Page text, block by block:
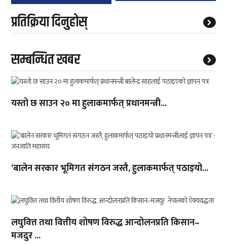
प्रतिक्रिया दिनुहोस्
सम्बन्धित खबर
यस्तो छ साउन २० मा हुलाकमार्फत् प्रधानमन्त्री...
‘बालेन सरकार भूमिगत संगठन जस्तै, हुलाकमार्फत् पठाइयो...
लघुवित्त तथा वित्तीय शोषण विरुद्ध आन्दोलनप्रति किसान–
मजदुर ...